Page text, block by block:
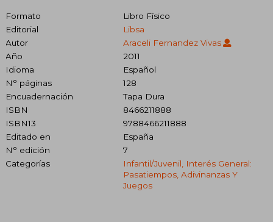
Formato
Libro Físico
Editorial
Libsa
Autor
Araceli Fernandez Vivas
Año
2011
Idioma
Español
N° páginas
128
Encuadernación
Tapa Dura
ISBN
8466211888
ISBN13
9788466211888
Editado en
España
N° edición
7
Categorías
Infantil/juvenil, Interés General:
Pasatiempos, Adivinanzas Y
Juegos